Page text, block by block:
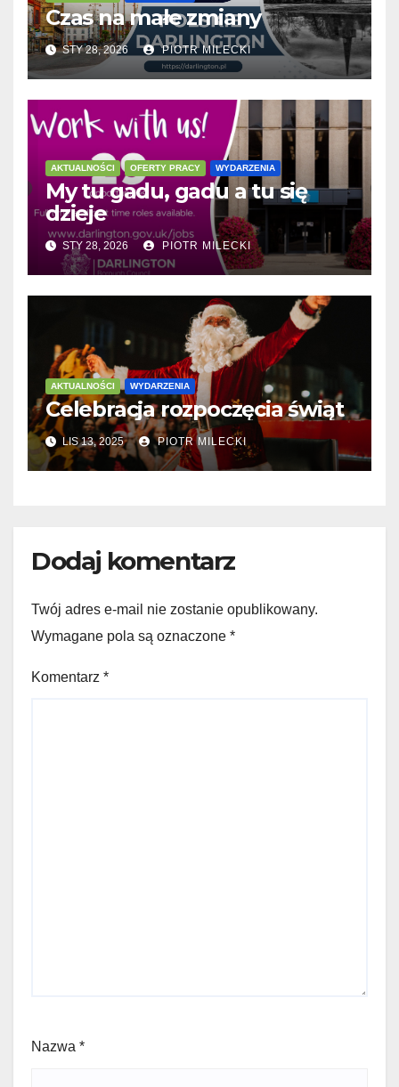
Czas na małe zmiany
STY 28, 2026 PIOTR MILECKI
AKTUALNOŚCI OFERTY PRACY WYDARZENIA
My tu gadu, gadu a tu się
dzieje
STY 28, 2026 PIOTR MILECKI
AKTUALNOŚCI WYDARZENIA
Celebracja rozpoczęcia świąt
LIS 13, 2025 PIOTR MILECKI
Dodaj komentarz
Twój adres e-mail nie zostanie opublikowany.
Wymagane pola są oznaczone *
Komentarz *
Nazwa *